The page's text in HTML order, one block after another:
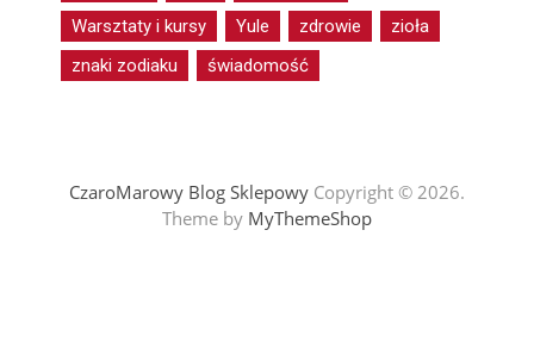
Warsztaty i kursy
Yule zdrowie
zioła
znaki zodiaku
świadomość
CzaroMarowy Blog SklepowyCopyright © 2026.
Theme by MyThemeShop